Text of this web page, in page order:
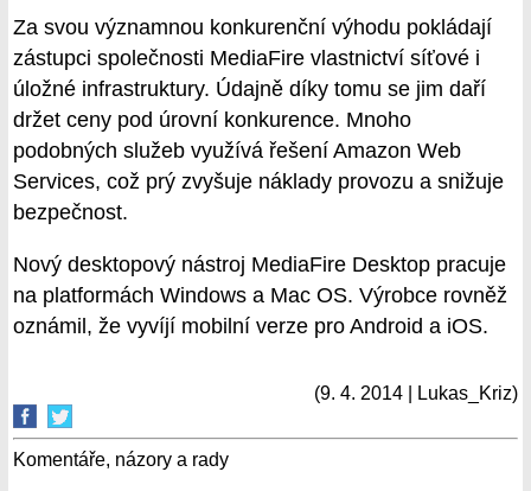
Za svou významnou konkurenční výhodu pokládají
zástupci společnosti MediaFire vlastnictví síťové i
úložné infrastruktury. Údajně díky tomu se jim daří
držet ceny pod úrovní konkurence. Mnoho
podobných služeb využívá řešení Amazon Web
Services, což prý zvyšuje náklady provozu a snižuje
bezpečnost.
Nový desktopový nástroj MediaFire Desktop pracuje
na platformách Windows a Mac OS. Výrobce rovněž
oznámil, že vyvíjí mobilní verze pro Android a iOS.
(9. 4. 2014 | Lukas_Kriz)
Komentáře, názory a rady